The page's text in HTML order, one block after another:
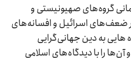
گروه‌های صهیونیستی و
ضعف‌های اسرائیل و افسانه‌های
هایی به دین جهانی‌گرایی
را با دیدگاه‌های اسلامی